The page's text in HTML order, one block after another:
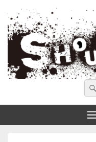
ガンスミス
庄松屋は様々なガンスミスを
検
索
対
象: